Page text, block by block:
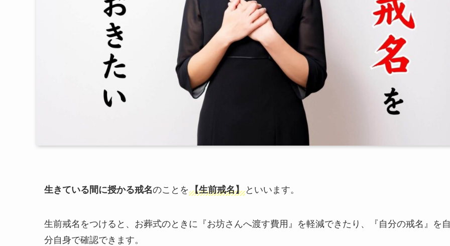
生きている間に授かる戒名のことを 【生前戒名】 といいます。
生前戒名をつけると、お葬式のときに『お坊さんへ渡す費用』を軽減できたり、『自分の戒名』を自
分自身で確認できます。